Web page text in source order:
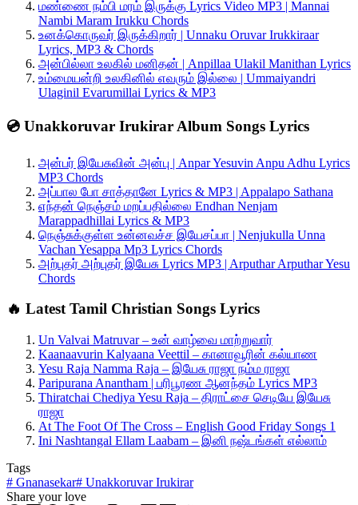
மண்ணை நம்பி மரம் இருக்கு Lyrics Video MP3 | Mannai
Nambi Maram Irukku Chords
உனக்கொருவர் இருக்கிறார் | Unnaku Oruvar Irukkiraar
Lyrics, MP3 & Chords
அன்பில்லா உலகில் மனிதன் | Anpillaa Ulakil Manithan Lyrics
உம்மையன்றி உலகினில் எவரும் இல்லை | Ummaiyandri
Ulaginil Evarumillai Lyrics & MP3
💿 Unakkoruvar Irukirar Album Songs Lyrics
அன்பர் இயேசுவின் அன்பு | Anpar Yesuvin Anpu Adhu Lyrics
MP3 Chords
அப்பால போ சாத்தானே Lyrics & MP3 | Appalapo Sathana
எந்தன் நெஞ்சம் மறப்பதில்லை Endhan Nenjam
Marappadhillai Lyrics & MP3
நெஞ்சுக்குள்ள உன்னவச்ச இயேசப்பா | Nenjukulla Unna
Vachan Yesappa Mp3 Lyrics Chords
அற்புதர் அற்புதர் இயேசு Lyrics MP3 | Arputhar Arputhar Yesu
Chords
🔥 Latest Tamil Christian Songs Lyrics
Un Valvai Matruvar – உன் வாழ்வை மாற்றுவார்
Kaanaavurin Kalyaana Veettil – கானாவூரின் கல்யாண
Yesu Raja Namma Raja – இயேசு ராஜா நம்ம ராஜா
Paripurana Anantham | பரிபூரண ஆனந்தம் Lyrics MP3
Thiratchai Chediya Yesu Raja – திராட்சை செடியே இயேசு
ராஜா
At The Foot Of The Cross – English Good Friday Songs 1
Ini Nashtangal Ellam Laabam – இனி நஷ்டங்கள் எல்லாம்
Tags
# Gnanasekar# Unakkoruvar Irukirar
Share your love